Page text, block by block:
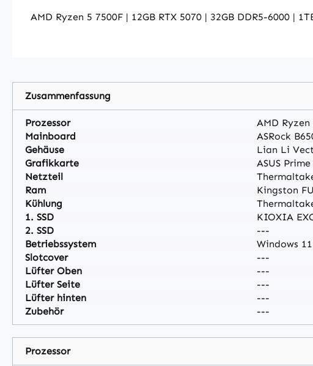
AMD Ryzen 5 7500F | 12GB RTX 5070 | 32GB DDR5-6000 |
Zusammenfassung
Prozessor
AMD
Mainboard
ASRock
Gehäuse
Lian Li
Grafikkarte
ASUS
Netzteil
Ram
Kingston
Kühlung
1. SSD
KIOXIA
2. SSD
---
Betriebssystem
Windows
Slotcover
---
Lüfter Oben
---
Lüfter Seite
---
Lüfter hinten
---
Zubehör
---
Prozessor